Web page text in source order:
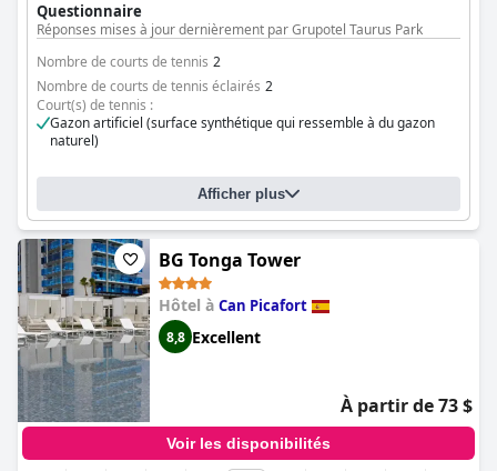
Questionnaire
Réponses mises à jour dernièrement par Grupotel Taurus Park
Nombre de courts de tennis 2
Nombre de courts de tennis éclairés 2
Court(s) de tennis :
Gazon artificiel (surface synthétique qui ressemble à du gazon
naturel)
Afficher plus
BG Tonga Tower
Hôtel à Can Picafort
8,8 Excellent
À partir de 73 $
Voir les disponibilités